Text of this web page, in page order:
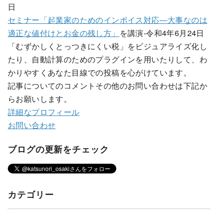
日
セミナー「起業家のためのインボイス対応―大事なのは
適正な値付けとお金の残し方」 を講演-令和4年6月24日
「むずかしくとっつきにくい税」をビジュアライズ化し
たり、自動計算のためのプラグインを用いたりして、わ
かりやすくあなた目線での投稿を心がけています。
記事についてのコメントその他のお問い合わせは下記か
らお願いします。
詳細なプロフィール
お問い合わせ
ブログの更新をチェック
カテゴリー